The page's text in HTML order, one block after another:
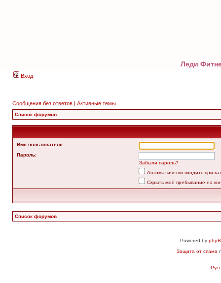
Леди
Вход
Сообщения без ответов | Активные темы
Список форумов
Имя пользователя:
Пароль:
Забыли пароль?
Автоматически входить при
Скрыть моё пребывание на
Список форумов
Powered by
Защита от спама